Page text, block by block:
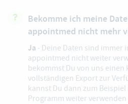
Bekomme ich meine
appointmed nicht mehr
Ja - Deine Daten sind immer
appointmed nicht weiter
bekommst Du von uns einen
vollständigen Export zur
kannst Du dann zum
Programm weiter